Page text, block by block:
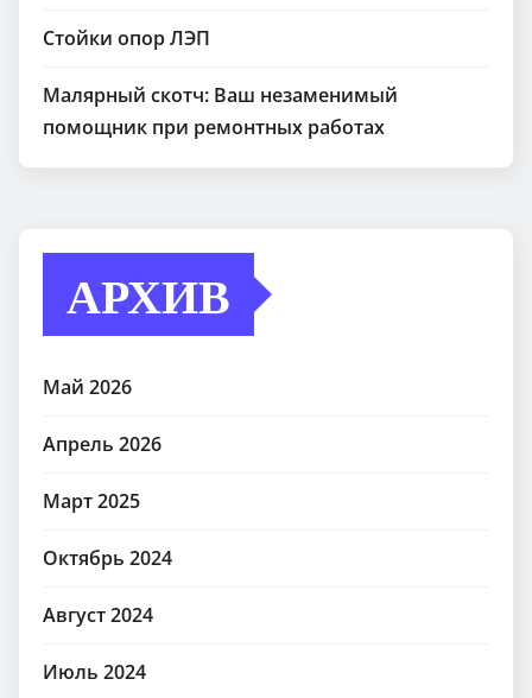
Стойки опор ЛЭП
Малярный скотч: Ваш незаменимый
помощник при ремонтных работах
АРХИВ
Май 2026
Апрель 2026
Март 2025
Октябрь 2024
Август 2024
Июль 2024